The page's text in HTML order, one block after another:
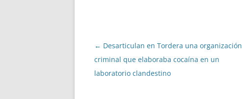
Navegació
per
les
← Desarticulan en Tordera una organización
criminal que elaboraba cocaína en un
laboratorio clandestino